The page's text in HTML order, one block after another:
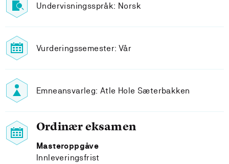
Undervisningsspråk: Norsk
Vurderingssemester: Vår
Emneansvarleg: Atle Hole Sæterbakken
Ordinær eksamen
Masteroppgåve
Innleveringsfrist